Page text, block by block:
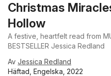
Christmas
Hollow
A festive, heartfelt read from
BESTSELLER Jessica Redland
Av Jessica Redland
Häftad, Engelska, 2022